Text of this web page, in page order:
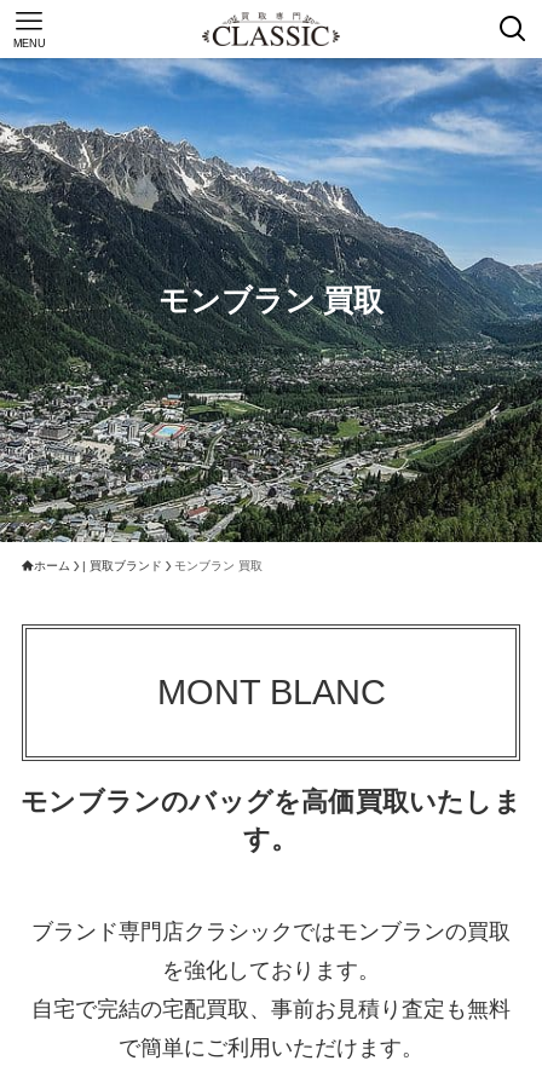
MENU
モンブラン 買取
ホーム | 買取ブランド モンブラン 買取
MONT BLANC
モンブランのバッグを高価買取いたしま
す。
ブランド専門店クラシックではモンブランの買取
を強化しております。
自宅で完結の宅配買取、事前お見積り査定も無料
で簡単にご利用いただけます。